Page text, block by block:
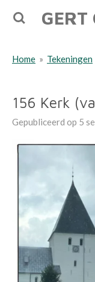
Ga
de
GERT
Home » Tekeningen
156 Kerk
Gepubliceerd op 5